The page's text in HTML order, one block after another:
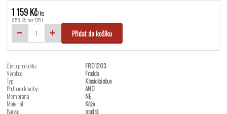
1 159 Kč/ks
958 Kč bez DPH
Přidat do košíku
Číslo produktu:
FRO1203
Výrobce:
Froddo
Typ:
Klasická obuv
Podpora klenby:
ANO
Membrána:
NE
Materiál:
Kůže
Barva:
modrá